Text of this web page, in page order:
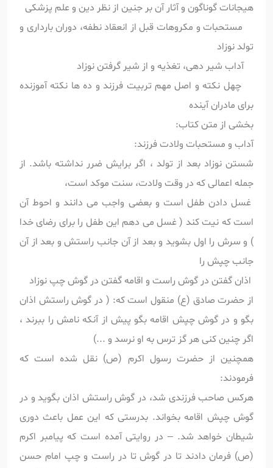
هیجانات گوناگون و آثار آن بر جنین از نظر دین و علم پزشکی
مستحبات و مکروهات قبل از انعقاد نطفه، دوران بارداری و
تولد نوزاد
آداب شیر دهی، تغذیه و از شیر گرفتن نوزاد
چهل نکته و اصل مهم تربیت فرزند و ده ها نکته آموزنده
برای مادران آینده
بخشی از متن کتاب:
آداب و مستحبات ولادت فرزند:
شستن نوزاد بعد از تولد ، اگر برایش ضرر نداشته باشد. از
جمله اعمالی که در وقت ولادت، سنت موکد است،
غسل دادن طفل است و بعضی واجب می دانند و احوط آن
است که نیت کند ( غسل می دهم این طفل را برای رضای خدا
) و سرش را اول بشوید و بعد از آن جانب راستش و بعد از آن
جانب چپش را
اذان گفتن در گوش راست و اقامه گفتن در گوش چپ نوزاد
از حضرت صادق (ع) منقول است که: ( در گوش راستش اذان
بگو و در گوش چپش اقامه بگو پیش از آنکه نامش را ببرند ،
اگر چنین کنی هر گز ترس به او نرسد و ...)
همچنین از حضرت رسول اکرم (ص) نقل شده است که
فرمودند:
هرکس صاحب فرزندی شد، در گوش راستش اذان بگوید و در
گوش چپش اقامه بخواند. بدرستی که این عمل باعث دوری
شیطان خواهد شد. – در روایتی آمده است که پیامبر اکرم
(ص) فرمان دادند تا در گوش تا در راست و چپ امام حسن